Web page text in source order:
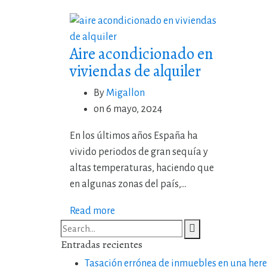
Aire acondicionado en
viviendas de alquiler
By Migallon
on 6 mayo, 2024
En los últimos años España ha
vivido periodos de gran sequía y
altas temperaturas, haciendo que
en algunas zonas del país,...
Read more
Entradas recientes
Tasación errónea de inmuebles en una